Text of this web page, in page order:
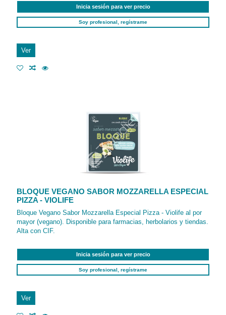
Inicia sesión para ver precio
Soy profesional, regístrame
Ver
BLOQUE VEGANO SABOR MOZZARELLA ESPECIAL
PIZZA - VIOLIFE
Bloque Vegano Sabor Mozzarella Especial Pizza - Violife al por
mayor (vegano). Disponible para farmacias, herbolarios y tiendas.
Alta con CIF.
Inicia sesión para ver precio
Soy profesional, regístrame
Ver